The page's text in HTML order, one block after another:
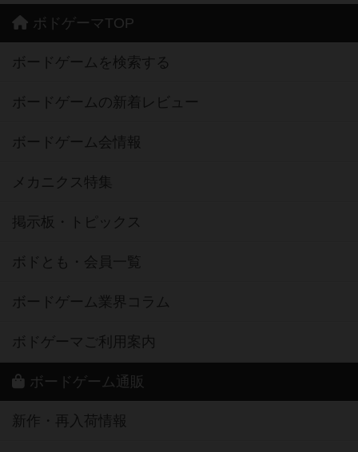
ボドゲーマTOP
ボードゲームを検索する
ボードゲームの新着レビュー
ボードゲーム会情報
メカニクス特集
掲示板・トピックス
ボドとも・会員一覧
ボードゲーム業界コラム
ボドゲーマご利用案内
ボードゲーム通販
新作・再入荷情報